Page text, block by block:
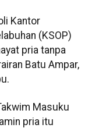
Kantor
(KSOP)
pria tanpa
Batu Ampar,
Masuku
pria itu